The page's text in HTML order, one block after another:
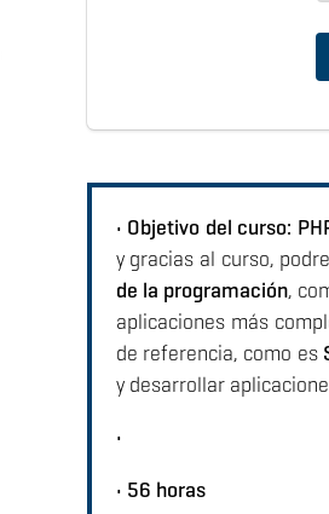
• Objetivo del curso:
y gracias al curso,
de la programación,
aplicaciones más
de referencia, como es
y desarrollar
•
• 56 horas